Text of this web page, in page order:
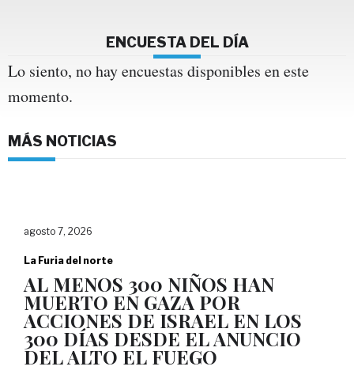
ENCUESTA DEL DÍA
Lo siento, no hay encuestas disponibles en este
momento.
MÁS NOTICIAS
agosto 7, 2026
La Furia del norte
AL MENOS 300 NIÑOS HAN
MUERTO EN GAZA POR
ACCIONES DE ISRAEL EN LOS
300 DÍAS DESDE EL ANUNCIO
DEL ALTO EL FUEGO